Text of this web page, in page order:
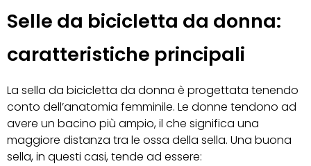
Selle da bicicletta da donna:
caratteristiche principali
La sella da bicicletta da donna è progettata tenendo
conto dell’anatomia femminile. Le donne tendono ad
avere un bacino più ampio, il che significa una
maggiore distanza tra le ossa della sella. Una buona
sella, in questi casi, tende ad essere: